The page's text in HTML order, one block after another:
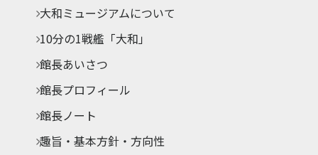
大和ミュージアムについて
10分の1戦艦「大和」
館長あいさつ
館長プロフィール
館長ノート
趣旨・基本方針・方向性